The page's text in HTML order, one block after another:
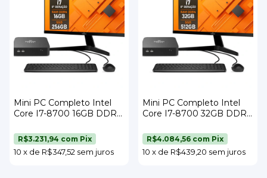
Mini PC Completo Intel
Core I7-8700 16GB DDR4
23" Teclado e Mouse
Strong Tech
10 x de R$347,52 sem juros
R$3.231,94 com Pix
Mini PC Completo Intel
Core I7-8700 32GB DDR4
21,5" Teclado e Mouse
Strong Tech
10 x de R$439,20 sem juros
R$4.084,56 com Pix